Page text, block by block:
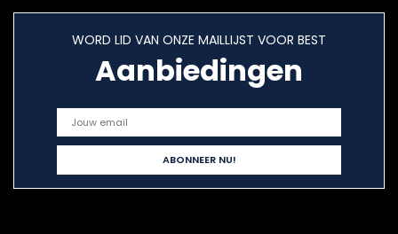
WORD LID VAN ONZE MAILLIJST VOOR BEST
Aanbiedingen